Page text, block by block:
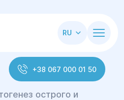
RU
+38 067 000 01 50
острого и